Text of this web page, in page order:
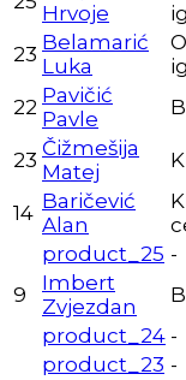
Hrvoje
23 Belamarić
Luka
22 Pavičić
Pavle
23 Čižmešija
Matej
14 Baričević
Alan
product_25 -
9
Imbert
Zvjezdan
product_24 -
product_23 -